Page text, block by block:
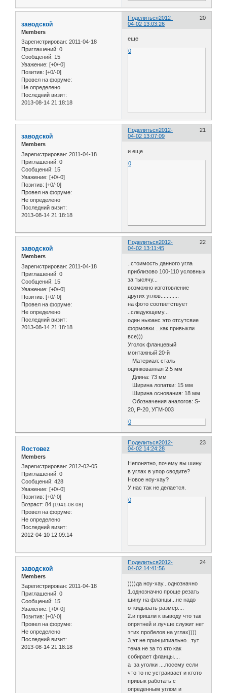
Поделиться 20
2012-
04-02 13:03:26
заводской
Members
Зарегистрирован: 2011-04-18
Приглашений: 0
Сообщений: 15
Уважение: [+0/-0]
Позитив: [+0/-0]
Провел на форуме:
Не определено
Последний визит:
2013-08-14 21:18:18
еще
0
Поделиться 21
2012-
04-02 13:07:09
заводской
Members
Зарегистрирован: 2011-04-18
Приглашений: 0
Сообщений: 15
Уважение: [+0/-0]
Позитив: [+0/-0]
Провел на форуме:
Не определено
Последний визит:
2013-08-14 21:18:18
и еще
0
Поделиться 22
2012-
04-02 13:11:45
заводской
Members
Зарегистрирован: 2011-04-18
Приглашений: 0
Сообщений: 15
Уважение: [+0/-0]
Позитив: [+0/-0]
Провел на форуме:
Не определено
Последний визит:
2013-08-14 21:18:18
..стоимость данного угла
приблизово 100-110 условных
за тысячу...
возможно изготовление
других углов............
на фото соответствует
..следующему...
один ньюанс это отсутсвие
формовки....как привыкли
все)))
Уголок фланцевый
монтажный 20-й
Материал: сталь
оцинкованная 2.5 мм
Длина: 73 мм
Ширина лопатки: 15 мм
Ширина основания: 18 мм
Обозначения аналогов: S-
20, P-20, УГМ-003
0
Поделиться 23
2012-
04-02 14:24:28
Roстовеz
Members
Зарегистрирован: 2012-02-05
Приглашений: 0
Сообщений: 428
Уважение: [+0/-0]
Позитив: [+0/-0]
Возраст: 84 [1941-08-08]
Провел на форуме:
Не определено
Последний визит:
2012-04-10 12:09:14
Непонятно, почему вы шину
в углах в упор сводите?
Новое ноу-хау?
У нас так не делается.
0
Поделиться 24
2012-
04-02 14:41:56
заводской
Members
Зарегистрирован: 2011-04-18
Приглашений: 0
Сообщений: 15
Уважение: [+0/-0]
Позитив: [+0/-0]
Провел на форуме:
Не определено
Последний визит:
2013-08-14 21:18:18
))))да ноу-хау...однозначно
1.однозначно проще резать
шину на фланцы...не надо
откидывать размер....
2.и пришли к выводу что так
опрятней и лучше служит нет
этих пробелов на углах))))
3.эт не принципиально...тут
тема не за то кто как
собирает фланцы....
а за уголки ....посему если
что то не устраивает и ктото
привык работать с
опреденным углом и